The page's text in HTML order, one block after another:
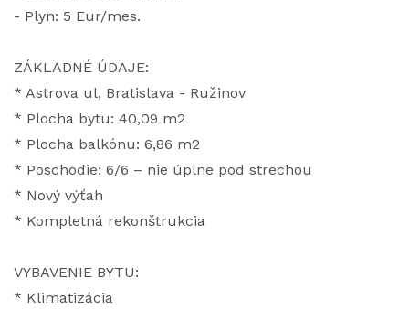
- Plyn: 5 Eur/mes.
ZÁKLADNÉ ÚDAJE:
* Astrova ul, Bratislava - Ružinov
* Plocha bytu: 40,09 m2
* Plocha balkónu: 6,86 m2
* Poschodie: 6/6 – nie úplne pod strechou
* Nový výťah
* Kompletná rekonštrukcia
VYBAVENIE BYTU:
* Klimatizácia